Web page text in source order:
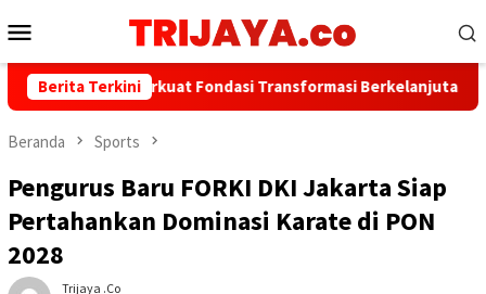
ke
Mobile
Berita Terkini
Jakarta Perkuat Fondasi Transformasi Berkelanjutan
Beranda Sports
Pengurus Baru FORKI DKI Jakarta Siap
Pertahankan Dominasi Karate di PON
2028
Trijaya .co